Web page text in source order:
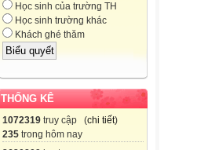
Học sinh của trường TH
Học sinh trường khác
Khách ghé thăm
THỐNG KÊ
1072319 truy cập (chi tiết)
235 trong hôm nay